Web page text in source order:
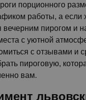
порционного
работы, а если
вечерним пирогом и
с уютной
с отзывами и
пироговую,
вам.